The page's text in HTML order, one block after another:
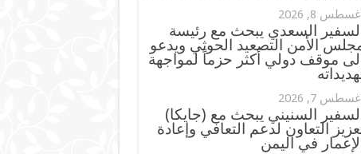
أغسطس 8, 2026
السعدي يبحث مع رئيسة
الأمن التصعيد الحوثي ويدعو
موقف دولي أكثر حزماً لمواجهة
أغسطس 7, 2026
السنيني يبحث مع (جايكا)
التعاون لدعم التعافي وإعادة
في اليمن